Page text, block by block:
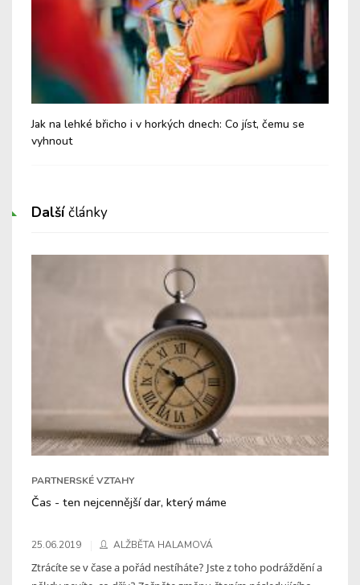
Jak na lehké břicho i v horkých dnech: Co jíst, čemu se
vyhnout
Dalšíčlánky
PARTNERSKÉ VZTAHY
Čas - ten nejcennější dar, který máme
25.06.2019 ALŽBĚTA HALAMOVÁ
Ztrácíte se v čase a pořád nestíháte? Jste z toho podráždění a